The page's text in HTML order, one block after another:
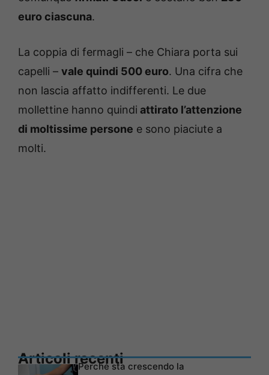
euro ciascuna.
La coppia di fermagli – che Chiara porta sui
capelli – vale quindi 500 euro. Una cifra che
non lascia affatto indifferenti. Le due
mollettine hanno quindi attirato l’attenzione
di moltissime persone e sono piaciute a
molti.
Articoli recentiPerché sta crescendo la